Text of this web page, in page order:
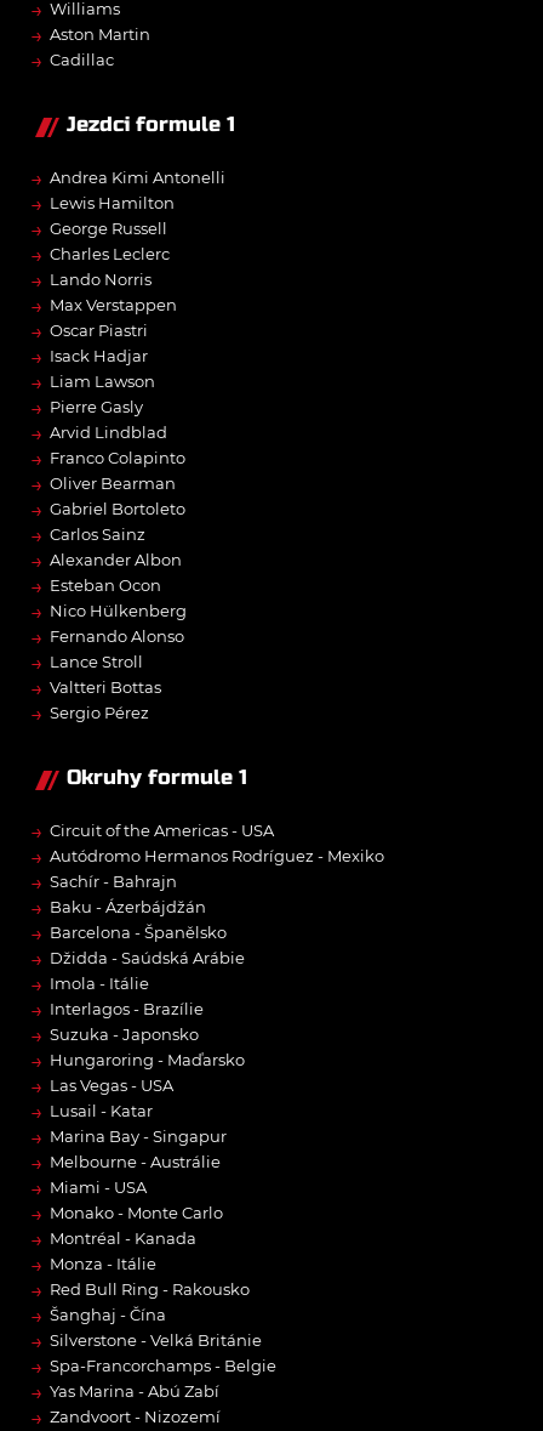
→ Williams
→ Aston Martin
→ Cadillac
Jezdci formule 1
→ Andrea Kimi Antonelli
→ Lewis Hamilton
→ George Russell
→ Charles Leclerc
→ Lando Norris
→ Max Verstappen
→ Oscar Piastri
→ Isack Hadjar
→ Liam Lawson
→ Pierre Gasly
→ Arvid Lindblad
→ Franco Colapinto
→ Oliver Bearman
→ Gabriel Bortoleto
→ Carlos Sainz
→ Alexander Albon
→ Esteban Ocon
→ Nico Hülkenberg
→ Fernando Alonso
→ Lance Stroll
→ Valtteri Bottas
→ Sergio Pérez
Okruhy formule 1
→ Circuit of the Americas - USA
→ Autódromo Hermanos Rodríguez - Mexiko
→ Sachír - Bahrajn
→ Baku - Ázerbájdžán
→ Barcelona - Španělsko
→ Džidda - Saúdská Arábie
→ Imola - Itálie
→ Interlagos - Brazílie
→ Suzuka - Japonsko
→ Hungaroring - Maďarsko
→ Las Vegas - USA
→ Lusail - Katar
→ Marina Bay - Singapur
→ Melbourne - Austrálie
→ Miami - USA
→ Monako - Monte Carlo
→ Montréal - Kanada
→ Monza - Itálie
→ Red Bull Ring - Rakousko
→ Šanghaj - Čína
→ Silverstone - Velká Británie
→ Spa-Francorchamps - Belgie
→ Yas Marina - Abú Zabí
→ Zandvoort - Nizozemí